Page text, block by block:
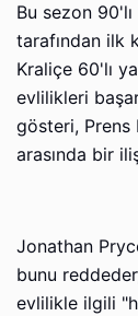
Bu sezon
tarafından ilk
Kraliçe 60'lı
evlilikleri
gösteri, Prens
arasında bir
Jonathan
bunu
evlilikle ilgili